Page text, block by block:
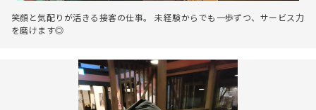
笑顔と気配りが活きる接客の仕事。 未経験からでも一歩ずつ、サービス力
を磨けます◎